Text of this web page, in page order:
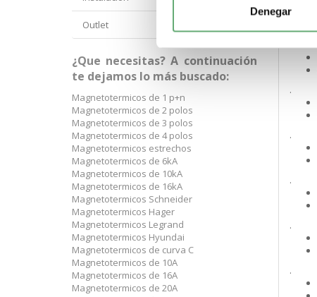
Denegar
.
.
.
.
.
.
Outlet
¿Que necesitas? A continuación
te dejamos lo más buscado:
Magnetotermicos de 1 p+n
Magnetotermicos de 2 polos
Magnetotermicos de 3 polos
Magnetotermicos de 4 polos
Magnetotermicos estrechos
Magnetotermicos de 6kA
Magnetotermicos de 10kA
Magnetotermicos de 16kA
Magnetotermicos Schneider
Magnetotermicos Hager
Magnetotermicos Legrand
Magnetotermicos Hyundai
Magnetotermicos de curva C
Magnetotermicos de 10A
Magnetotermicos de 16A
Magnetotermicos de 20A